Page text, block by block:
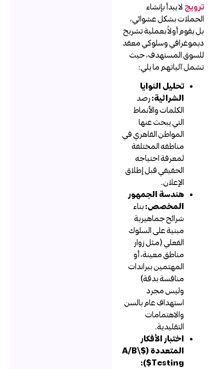
ترويجلا يبدأ بإنشاء
الحملات بشكل عشوائي،
بل يقوم أولاً بعملية تشريح
ديموغرافي وسلوكي معقد
للسوق المستهدف، حيث
تشمل آلياتهم ما يلي:
تحليل النوايا
الشرائية:رصد
الكلمات والأنماط
التي يبحث عنها
المواطن القاهري في
مناطقه المختلفة
لمعرفة احتياجه
الحقيقي قبل إطلاق
الإعلان.
هندسة الجمهور
المخصص:بناء
شرائح جماهيرية
مبنية على السلوك
الفعلي (مثل زوار
مناطق معينة، أو
المهتمين ببراندات
منافسة بدقة)
وليس مجرد
استهداف عام بالسن
والاهتمامات
التقليدية.
اختبار الأفكار
المتعددة ($A/B\
Testing$):